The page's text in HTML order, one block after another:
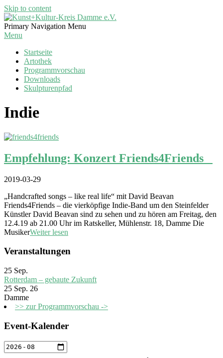
Skip to content
Kunst+Kultur-
Kreis
Primary Navigation Menu
Menu
Startseite
Artothek
Programmvorschau
Downloads
Skulpturenpfad
Indie
Empfehlung: Konzert Friends4Friends
2019-03-29
„Handcrafted songs – like real life“ mit David Beavan
Friends4Friends – die vierköpfige Indie-Band um den Steinfelder
Künstler David Beavan sind zu sehen und zu hören am Freitag, den
12.4.19 ab 21.00 Uhr im Ratskeller, Mühlenstr. 18, Damme Die
MusikerWeiter lesen
Veranstaltungen
25 Sep.
Rotterdam – gebaute Zukunft
25 Sep. 26
Damme
>> zur Programmvorschau ->
Event-Kalender